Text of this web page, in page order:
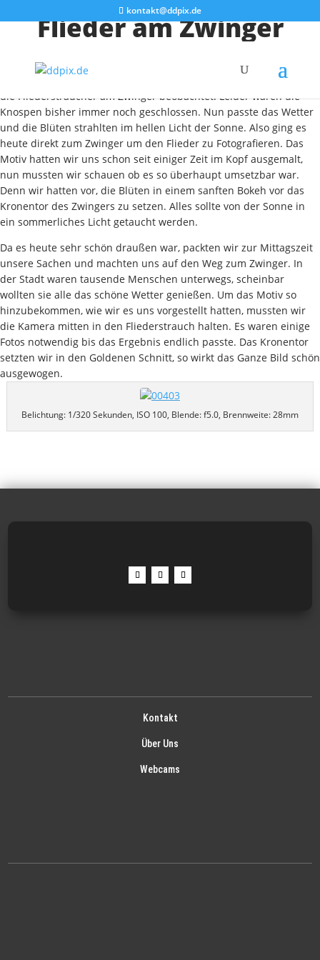
kontakt@ddpix.de
Flieder am Zwinger
Temperaturen bis 25°C und Sonne pur, der Sommer ist
anscheinend da. Schon seit Wochen haben wir auf dem Heimweg
die Fliedersträucher am Zwinger beobachtet. Leider waren die
Knospen bisher immer noch geschlossen. Nun passte das Wetter
und die Blüten strahlten im hellen Licht der Sonne. Also ging es
heute direkt zum Zwinger um den Flieder zu Fotografieren. Das
Motiv hatten wir uns schon seit einiger Zeit im Kopf ausgemalt,
nun mussten wir schauen ob es so überhaupt umsetzbar war.
Denn wir hatten vor, die Blüten in einem sanften Bokeh vor das
Kronentor des Zwingers zu setzen. Alles sollte von der Sonne in
ein sommerliches Licht getaucht werden.
Da es heute sehr schön draußen war, packten wir zur Mittagszeit
unsere Sachen und machten uns auf den Weg zum Zwinger. In
der Stadt waren tausende Menschen unterwegs, scheinbar
wollten sie alle das schöne Wetter genießen. Um das Motiv so
hinzubekommen, wie wir es uns vorgestellt hatten, mussten wir
die Kamera mitten in den Fliederstrauch halten. Es waren einige
Fotos notwendig bis das Ergebnis endlich passte. Das Kronentor
setzten wir in den Goldenen Schnitt, so wirkt das Ganze Bild schön
ausgewogen.
Belichtung: 1/320 Sekunden, ISO 100, Blende: f5.0, Brennweite: 28mm
Kontakt
Über Uns
Webcams